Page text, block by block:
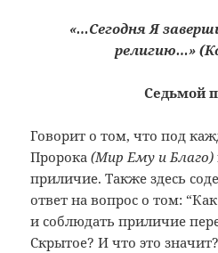
«…Сегодня Я
религию…»
Седьмой
Говорит о том, что под
Пророка(Мир Ему и Благо)
приличие. Также здесь
ответ на вопрос о том:
и соблюдать приличие
Скрытое? И что это